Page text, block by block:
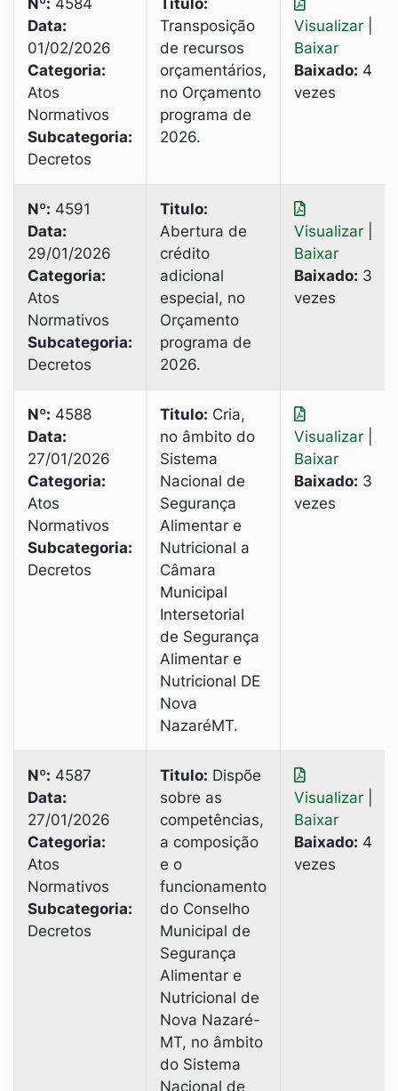
Nº: 4584
Data:
01/02/2026
Categoria:
Atos
Normativos
Subcategoria:
Decretos
Titulo:
Transposição
de recursos
orçamentários,
no Orçamento
programa de
2026.
Visualizar
Baixar
Baixado: 4
vezes
Nº: 4591
Data:
29/01/2026
Categoria:
Atos
Normativos
Subcategoria:
Decretos
Titulo:
Abertura de
crédito
adicional
especial, no
Orçamento
programa de
2026.
Visualizar
Baixar
Baixado: 3
vezes
Nº: 4588
Data:
27/01/2026
Categoria:
Atos
Normativos
Subcategoria:
Decretos
Titulo: Cria,
no âmbito do
Sistema
Nacional de
Segurança
Alimentar e
Nutricional a
Câmara
Municipal
Intersetorial
de Segurança
Alimentar e
Nutricional DE
Nova
NazaréMT.
Visualizar
Baixar
Baixado: 3
vezes
Nº: 4587
Data:
27/01/2026
Categoria:
Atos
Normativos
Subcategoria:
Decretos
Titulo: Dispõe
sobre as
competências,
a composição
e o
funcionamento
do Conselho
Municipal de
Segurança
Alimentar e
Nutricional de
Nova Nazaré-
MT, no âmbito
do Sistema
Nacional de
Visualizar
Baixar
Baixado: 4
vezes